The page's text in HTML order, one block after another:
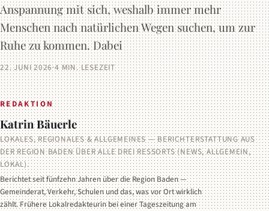
Anspannung mit sich, weshalb immer mehr
Menschen nach natürlichen Wegen suchen, um zur
Ruhe zu kommen. Dabei
22. JUNI 2026·4 MIN. LESEZEIT
REDAKTION
Katrin Bäuerle
LOKALES, REGIONALES & ALLGEMEINES — BERICHTERSTATTUNG AUS
DER REGION BADEN ÜBER ALLE DREI RESSORTS (NEWS, ALLGEMEIN,
LOKAL).
Berichtet seit fünfzehn Jahren über die Region Baden —
Gemeinderat, Verkehr, Schulen und das, was vor Ort wirklich
zählt. Frühere Lokalredakteurin bei einer Tageszeitung am